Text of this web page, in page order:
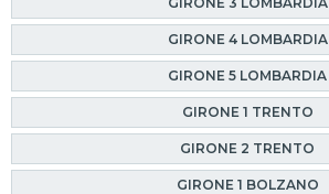
GIRONE 4 LOMBARDIA
GIRONE 5 LOMBARDIA
GIRONE 1 TRENTO
GIRONE 2 TRENTO
GIRONE 1 BOLZANO